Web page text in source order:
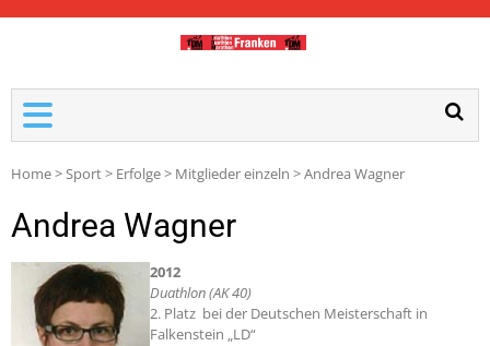
Home>Sport> Erfolge> Mitglieder einzeln >Andrea Wagner
Andrea Wagner
2012
Duathlon (AK 40)
2. Platz bei der Deutschen Meisterschaft in
Falkenstein „LD“